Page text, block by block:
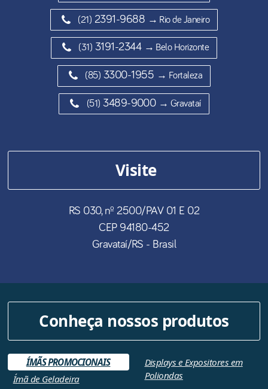
(21) 2391-9688 → Rio de Janeiro
(31) 3191-2344 → Belo Horizonte
(85) 3300-1955 → Fortaleza
(51) 3489-9000 → Gravataí
Visite
RS 030, nº 2500/PAV 01 E 02
CEP 94180-452
Gravataí/RS - Brasil
Conheça nossos produtos
ÍMÃS PROMOCIONAIS
Ímã de Geladeira
Displays e Expositores em
Poliondas